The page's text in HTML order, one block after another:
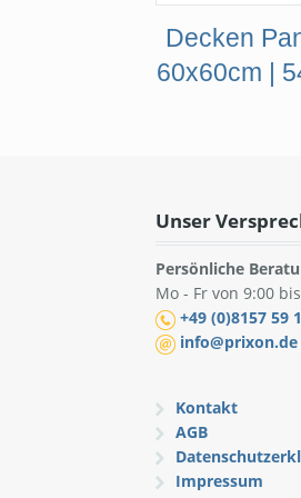
Decken
60x60cm |
Unser
Persönliche
Mo - Fr von 9:00
+49 (0)8157 59
info@prixon.de
Kontakt
AGB
Impressum